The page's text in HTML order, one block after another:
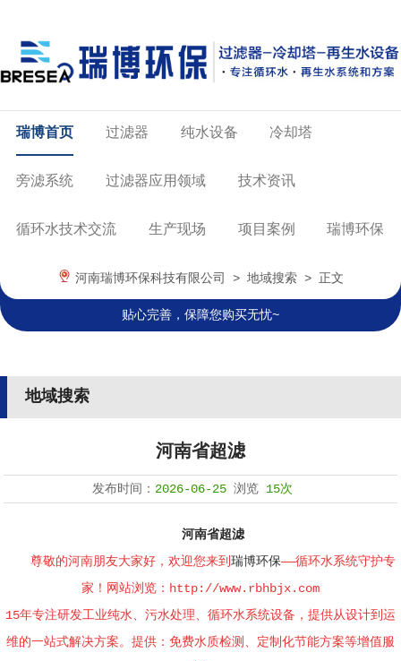
瑞博首页 过滤器 纯水设备 冷却塔
旁滤系统 过滤器应用领域 技术资讯
循环水技术交流 生产现场 项目案例 瑞博环保
河南瑞博环保科技有限公司 > 地域搜索> 正文
贴心完善，保障您购买无忧~
地域搜索
河南省超滤
发布时间： 2026-06-25 浏览 15次
河南省超滤
尊敬的河南朋友大家好，欢迎您来到瑞博环保——循环水系统守护专
家！网站浏览： http://www.rbhbjx.com
15年专注研发工业纯水、污水处理、循环水系统设备，提供从设计到运
维的一站式解决方案。提供：免费水质检测、定制化节能方案等增值服